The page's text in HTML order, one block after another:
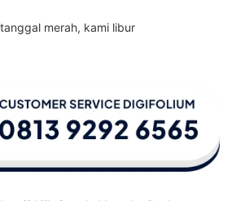
merah, kami libur